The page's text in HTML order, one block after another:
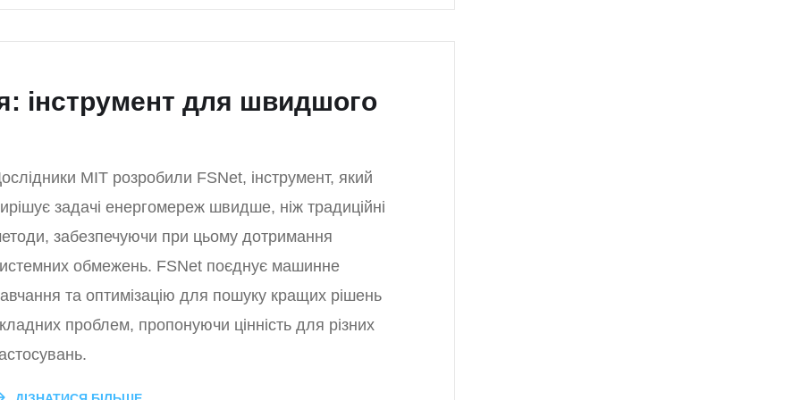
інструмент для швидшого
MIT розробили FSNet, інструмент, який
задачі енергомереж швидше, ніж традиційні
забезпечуючи при цьому дотримання
обмежень. FSNet поєднує машинне
та оптимізацію для пошуку кращих рішень
проблем, пропонуючи цінність для різних